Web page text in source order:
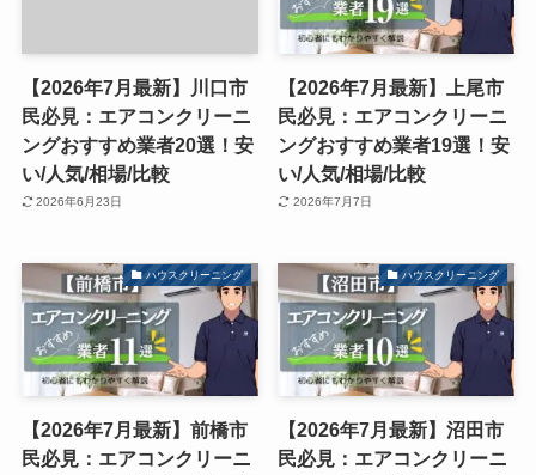
【2026年7月最新】川口市
民必見：エアコンクリーニ
ングおすすめ業者20選！安
い/人気/相場/比較
2026年6月23日
【2026年7月最新】上尾市
民必見：エアコンクリーニ
ングおすすめ業者19選！安
い/人気/相場/比較
2026年7月7日
ハウスクリーニング
【2026年7月最新】前橋市
民必見：エアコンクリーニ
ハウスクリーニング
【2026年7月最新】沼田市
民必見：エアコンクリーニ